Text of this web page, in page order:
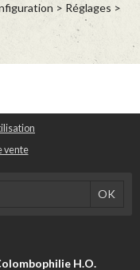
> Réglages >
vente
H.O.